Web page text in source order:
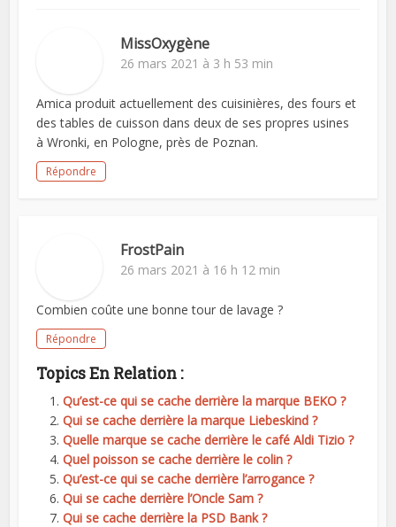
MissOxygène
26 mars 2021 à 3 h 53 min
Amica produit actuellement des cuisinières, des fours et
des tables de cuisson dans deux de ses propres usines
à Wronki, en Pologne, près de Poznan.
Répondre
FrostPain
26 mars 2021 à 16 h 12 min
Combien coûte une bonne tour de lavage ?
Répondre
Topics En Relation :
Qu’est-ce qui se cache derrière la marque BEKO ?
Qui se cache derrière la marque Liebeskind ?
Quelle marque se cache derrière le café Aldi Tizio ?
Quel poisson se cache derrière le colin ?
Qu’est-ce qui se cache derrière l’arrogance ?
Qui se cache derrière l’Oncle Sam ?
Qui se cache derrière la PSD Bank ?